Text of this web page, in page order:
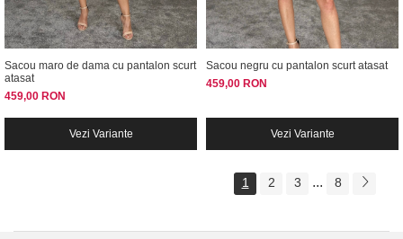
Sacou maro de dama cu pantalon scurt
atasat
459,00 RON
Vezi Variante
Sacou negru cu pantalon scurt atasat
459,00 RON
Vezi Variante
1 2 3 ... 8